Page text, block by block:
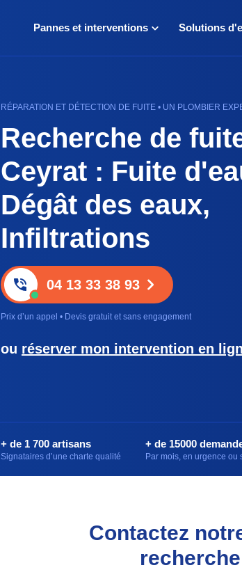
Pannes et interventions Solutions
RÉPARATION ET DÉTECTION DE FUITE • UN PLOMBIER
Recherche de
Ceyrat : Fuite
Dégât des eaux,
Infiltrations
04 13 33 38 93
Prix d’un appel • Devis gratuit et sans engagement
ou réserver mon intervention en
+ de 1 700 artisans
Signataires d’une charte qualité
+ de 15000
Par mois, en urgence ou
Contactez